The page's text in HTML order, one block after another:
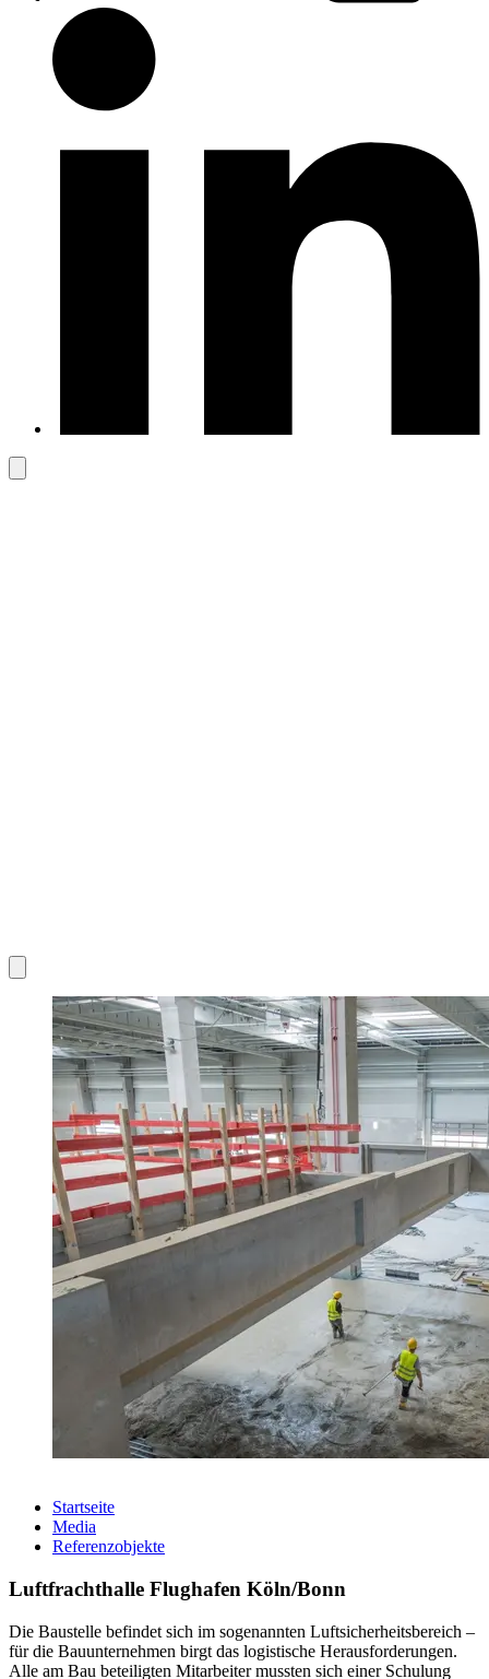
Startseite
Media
Referenzobjekte
Luftfrachthalle Flughafen Köln/Bonn
Die Baustelle befindet sich im sogenannten Luftsicherheitsbereich –
für die Bauunternehmen birgt das logistische Herausforderungen.
Alle am Bau beteiligten Mitarbeiter mussten sich einer Schulung